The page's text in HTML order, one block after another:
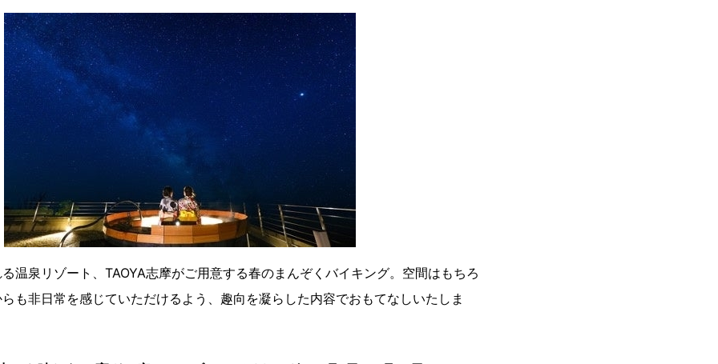
温泉リゾート、TAOYA志摩がご用意する春のまんぞくバイキング。空間はもちろ
も非日常を感じていただけるよう、趣向を凝らした内容でおもてなしいたしま